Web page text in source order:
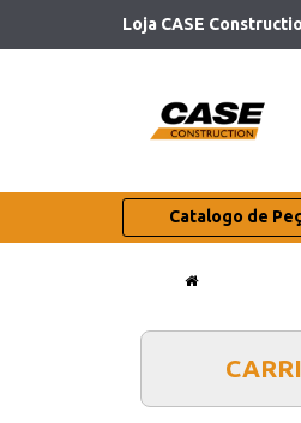
Loja CASE
Catalogo de